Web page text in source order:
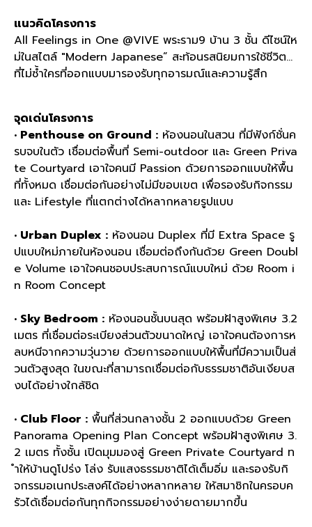
แนวคิดโครงการ
All Feelings in One @VIVE พระราม9 บ้าน 3 ชั้น ดีไซน์ให
ม่ในสไตล์ "Modern Japanese” สะท้อนรสนิยมการใช้ชีวิต…
ที่ไม่ซ้ำใครที่ออกแบบมารองรับทุกอารมณ์และความรู้สึก
จุดเด่นโครงการ
• Penthouse on Ground : ห้องนอนในสวน ที่มีฟังก์ชั่นค
รบจบในตัว เชื่อมต่อพื้นที่ Semi-outdoor และ Green Priva
te Courtyard เอาใจคนมี Passion ด้วยการออกแบบให้พื้น
ที่ทั้งหมด เชื่อมต่อกันอย่างไม่มีขอบเขต เพื่อรองรับกิจกรรม
และ Lifestyle ที่แตกต่างได้หลากหลายรูปแบบ
• Urban Duplex : ห้องนอน Duplex ที่มี Extra Space รู
ปแบบใหม่ภายในห้องนอน เชื่อมต่อถึงกันด้วย Green Doubl
e Volume เอาใจคนชอบประสบการณ์แบบใหม่ ด้วย Room i
n Room Concept
• Sky Bedroom : ห้องนอนชั้นบนสุด พร้อมฝ้าสูงพิเศษ 3.2
เมตร ที่เชื่อมต่อระเบียงส่วนตัวขนาดใหญ่ เอาใจคนต้องการห
ลบหนีจากความวุ่นวาย ด้วยการออกแบบให้พื้นที่มีความเป็นส่
วนตัวสูงสุด ในขณะที่สามารถเชื่อมต่อกับธรรมชาติอันเงียบส
งบได้อย่างใกล้ชิด
• Club Floor : พื้นที่ส่วนกลางชั้น 2 ออกแบบด้วย Green
Panorama Opening Plan Concept พร้อมฝ้าสูงพิเศษ 3.
2 เมตร ทั้งชั้น เปิดมุมมองสู่ Green Private Courtyard ท
ำให้บ้านดูโปร่ง โล่ง รับแสงธรรมชาติได้เต็มอิ่ม และรองรับกิ
จกรรมอเนกประสงค์ได้อย่างหลากหลาย ให้สมาชิกในครอบค
รัวได้เชื่อมต่อกันทุกกิจกรรมอย่างง่ายดายมากขึ้น